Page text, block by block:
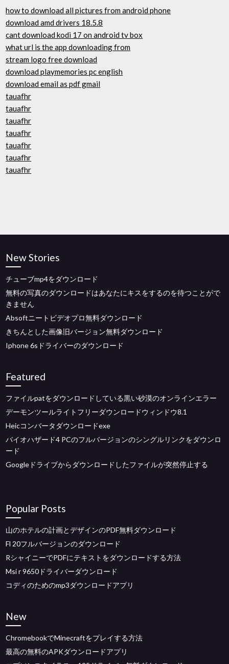
how to download all pictures from android phone
download amd drivers 18.5.8
cant download kodi 17 on android tv box
what url is the app downloading from
stream logo free download
download playmemories pc english
download email as pdf gmail
tauafhr
tauafhr
tauafhr
tauafhr
tauafhr
tauafhr
tauafhr
New Stories
チューブmp4をダウンロード
無料の写真のダウンロードはあなたにキスをするのを待つことがで
きません
Absoftニートビデオプロ無料ダウンロード
きちんとした画像旧バージョン無料ダウンロード
Iphone 6sドライバーのダウンロード
Featured
ファイルpatをダウンロードしている黒い砂漠のオンラインエラー
デーモンツールライトフリーダウンロードウィンドウ8.1
Heicコンバータダウンロードexe
バイオハザード4 PCのフルバージョンのシングルリンクをダウンロ
ード
Googleドライブからダウンロードしたファイルが突然停止する
Popular Posts
山のホテルの計画とデザインのPDF無料ダウンロード
Fl 20フルバージョンのダウンロード
RシャイニーでPDFにテキストをダウンロードする方法
Msi r 9650ドライバーダウンロード
コディのためのmp3ダウンロードアプリ
New
ChromebookでMinecraftをプレイする方法
最高の無料のAPKダウンロードアプリ